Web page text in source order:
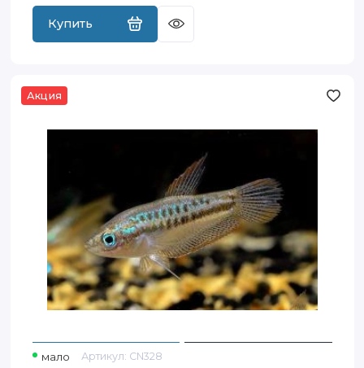
Купить
Гурами Пумила (Trichopsis pumila)
Акция
мало Артикул: CN328